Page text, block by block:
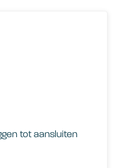
tot aansluiten